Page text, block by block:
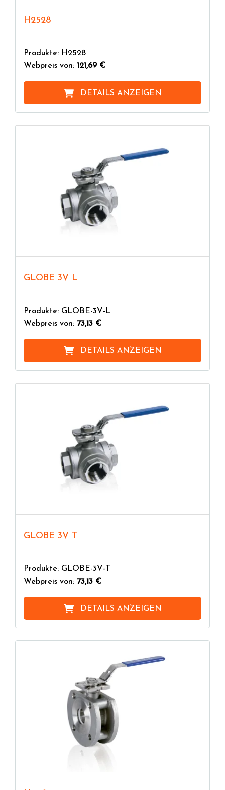
H2528
Produkte: H2528
Webpreis von: 121,69 €
DETAILS ANZEIGEN
GLOBE 3V L
Produkte: GLOBE-3V-L
Webpreis von: 73,13 €
DETAILS ANZEIGEN
GLOBE 3V T
Produkte: GLOBE-3V-T
Webpreis von: 73,13 €
DETAILS ANZEIGEN